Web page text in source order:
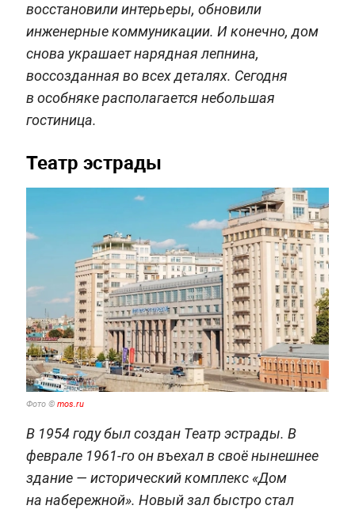
восстановили интерьеры, обновили
инженерные коммуникации. И конечно, дом
снова украшает нарядная лепнина,
воссозданная во всех деталях. Сегодня
в особняке располагается небольшая
гостиница.
Театр эстрады
Фото © mos.ru
В 1954 году был создан Театр эстрады. В
феврале 1961-го он въехал в своё нынешнее
здание — исторический комплекс «Дом
на набережной». Новый зал быстро стал